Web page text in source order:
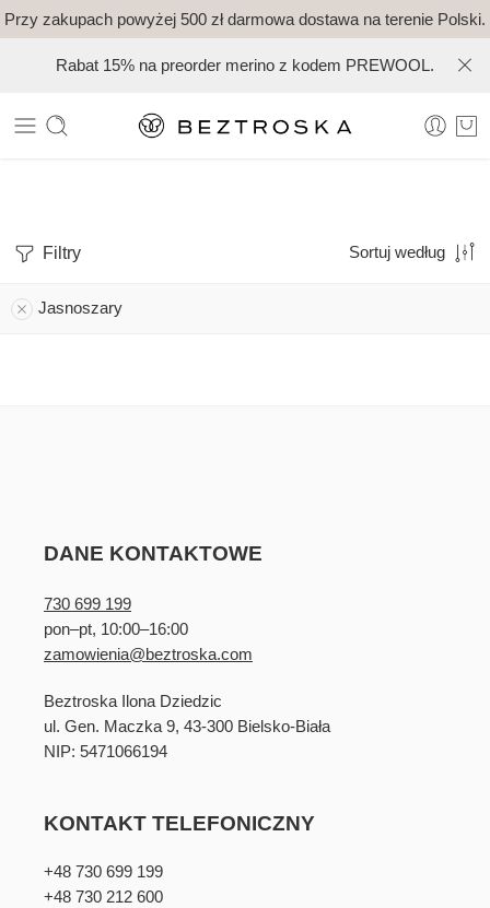
Przy zakupach powyżej 500 zł darmowa dostawa na terenie Polski.
Rabat 15% na preorder merino z kodem PREWOOL.
Filtry Sortuj według
Jasnoszary
DANE KONTAKTOWE
730 699 199
pon–pt, 10:00–16:00
zamowienia@beztroska.com
Beztroska Ilona Dziedzic
ul. Gen. Maczka 9, 43-300 Bielsko-Biała
NIP: 5471066194
KONTAKT TELEFONICZNY
+48 730 699 199
+48 730 212 600